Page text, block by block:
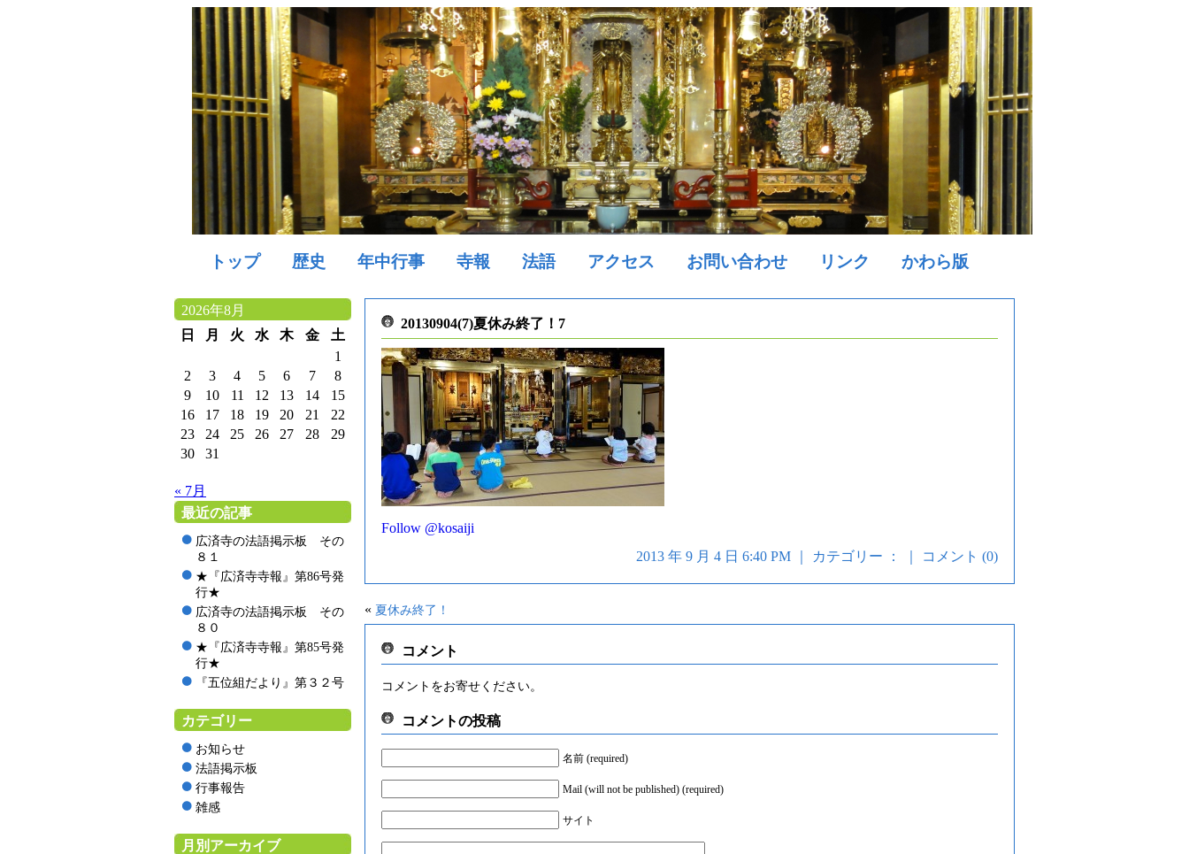
トップ 歴史 年中行事 寺報 法語 アクセス お問い合わせ リンク かわら版
2026年8月
日
月 火 水 木 金
土
1
2
3 4 5 6 7
8
9
10 11 12 13 14
15
16
17 18 19 20 21
22
23
24 25 26 27 28
29
30
31
« 7月
最近の記事
広済寺の法語掲示板 その
８１
★『広済寺寺報』第86号発
行★
広済寺の法語掲示板 その
８０
★『広済寺寺報』第85号発
行★
『五位組だより』第３２号
カテゴリー
お知らせ
法語掲示板
行事報告
雑感
月別アーカイブ
20130904(7)夏休み終了！7
Follow @kosaiji
2013 年 9 月 4 日 6:40 PM ｜ カテゴリー ： ｜
コメント (0)
« 夏休み終了！
コメント
コメントをお寄せください。
コメントの投稿
名前 (required)
Mail (will not be published) (required)
サイト